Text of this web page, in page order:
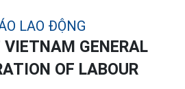
VIETNAM GENERAL
OF LABOUR